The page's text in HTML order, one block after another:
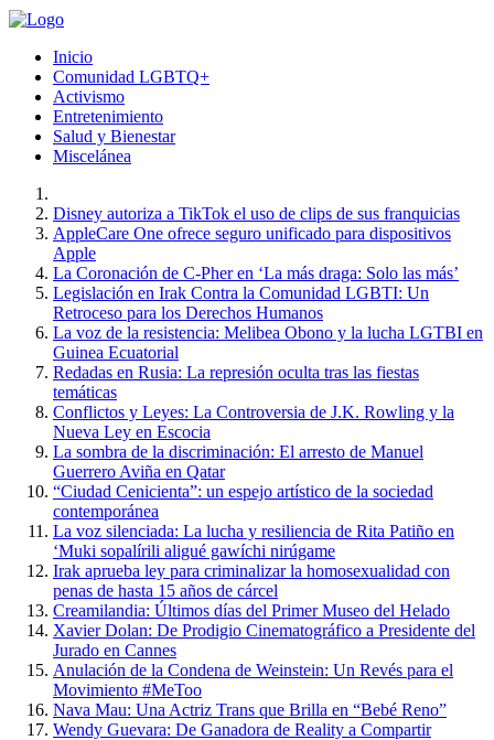
Inicio
Comunidad LGBTQ+
Activismo
Entretenimiento
Salud y Bienestar
Miscelánea
Disney autoriza a TikTok el uso de clips de sus franquicias
AppleCare One ofrece seguro unificado para dispositivos
Apple
La Coronación de C-Pher en ‘La más draga: Solo las más’
Legislación en Irak Contra la Comunidad LGBTI: Un
Retroceso para los Derechos Humanos
La voz de la resistencia: Melibea Obono y la lucha LGTBI en
Guinea Ecuatorial
Redadas en Rusia: La represión oculta tras las fiestas
temáticas
Conflictos y Leyes: La Controversia de J.K. Rowling y la
Nueva Ley en Escocia
La sombra de la discriminación: El arresto de Manuel
Guerrero Aviña en Qatar
“Ciudad Cenicienta”: un espejo artístico de la sociedad
contemporánea
La voz silenciada: La lucha y resiliencia de Rita Patiño en
‘Muki sopalírili aligué gawíchi nirúgame
Irak aprueba ley para criminalizar la homosexualidad con
penas de hasta 15 años de cárcel
Creamilandia: Últimos días del Primer Museo del Helado
Xavier Dolan: De Prodigio Cinematográfico a Presidente del
Jurado en Cannes
Anulación de la Condena de Weinstein: Un Revés para el
Movimiento #MeToo
Nava Mau: Una Actriz Trans que Brilla en “Bebé Reno”
Wendy Guevara: De Ganadora de Reality a Compartir